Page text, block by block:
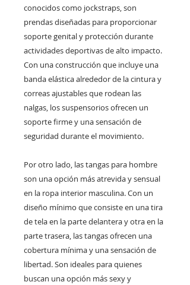
conocidos como jockstraps, son
prendas diseñadas para proporcionar
soporte genital y protección durante
actividades deportivas de alto impacto.
Con una construcción que incluye una
banda elástica alrededor de la cintura y
correas ajustables que rodean las
nalgas, los suspensorios ofrecen un
soporte firme y una sensación de
seguridad durante el movimiento.
Por otro lado, las tangas para hombre
son una opción más atrevida y sensual
en la ropa interior masculina. Con un
diseño mínimo que consiste en una tira
de tela en la parte delantera y otra en la
parte trasera, las tangas ofrecen una
cobertura mínima y una sensación de
libertad. Son ideales para quienes
buscan una opción más sexy y